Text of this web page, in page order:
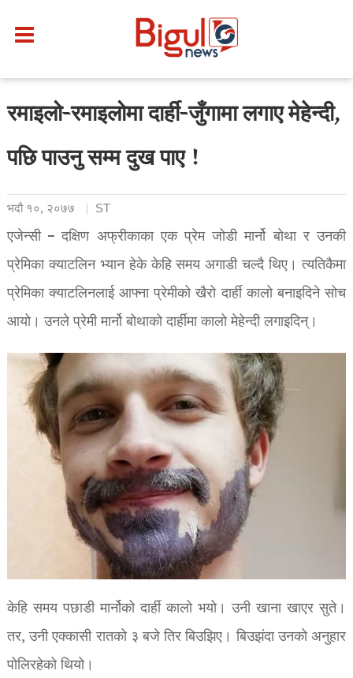
रमाइलो-रमाइलोमा दार्ही-जुँगामा लगाए मेहेन्दी,
पछि पाउनु सम्म दुख पाए !
भदौ १०, २०७७ ST
एजेन्सी – दक्षिण अफ्रीकाका एक प्रेम जोडी मार्नो बोथा र उनकी
प्रेमिका क्याटलिन भ्यान हेके केहि समय अगाडी चल्दै थिए। त्यतिकैमा
प्रेमिका क्याटलिनलाई आफ्ना प्रेमीको खैरो दार्ही कालो बनाइदिने सोच
आयो। उनले प्रेमी मार्नो बोथाको दार्हीमा कालो मेहेन्दी लगाइदिन्।
केहि समय पछाडी मार्नोको दार्ही कालो भयो। उनी खाना खाएर सुते।
तर, उनी एक्कासी रातको ३ बजे तिर बिउझिए। बिउझंदा उनको अनुहार
पोलिरहेको थियो।